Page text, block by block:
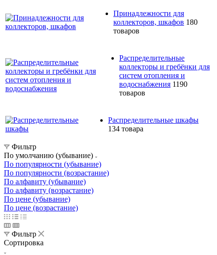
Принадлежности для
коллекторов, шкафов 180
товаров
Распределительные
коллекторы и гребёнки для
систем отопления и
водоснабжения 1190
товаров
Распределительные шкафы
134 товара
Фильтр
По умолчанию (убывание)
По популярности (убывание)
По популярности (возрастание)
По алфавиту (убывание)
По алфавиту (возрастание)
По цене (убывание)
По цене (возрастание)
Фильтр
Сортировка